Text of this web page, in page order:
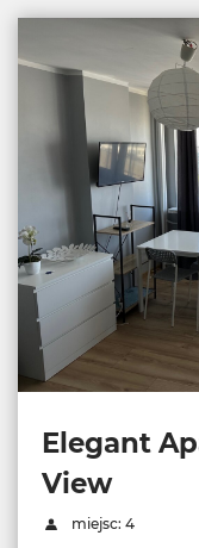
Elegant
View
miejsc: 4